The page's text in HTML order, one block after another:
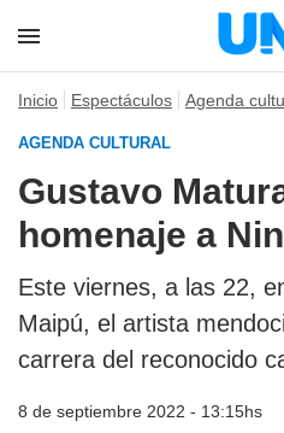
Inicio Espectáculos Agenda
AGENDA CULTURAL
Gustavo
homenaje a
Este viernes, a las 22,
Maipú, el artista
carrera del reconocido
8 de septiembre 2022 - 13:15hs